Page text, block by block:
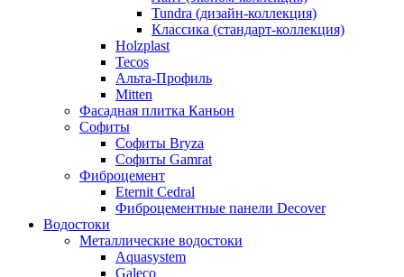
Tundra (дизайн-коллекция)
Классика (стандарт-коллекция)
Holzplast
Tecos
Альта-Профиль
Mitten
Фасадная плитка Каньон
Софиты
Софиты Bryza
Софиты Gamrat
Фиброцемент
Eternit Cedral
Фиброцементные панели Decover
Водостоки
Металлические водостоки
Aquasystem
Galeco